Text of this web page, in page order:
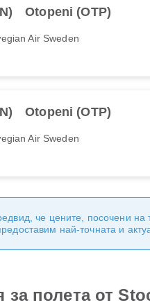
Otopeni (OTP)
Air Sweden
Otopeni (OTP)
Air Sweden
че цените, посочени на
най-точната и
полета от